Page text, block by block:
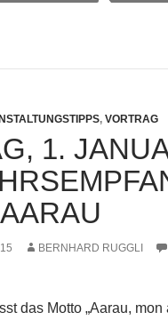
, VORTRAG
1.
BERNHARD RUGGLI
das Motto „Aarau, mon